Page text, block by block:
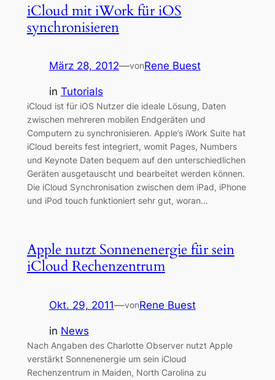
iCloud mit iWork für iOS
synchronisieren
März 28, 2012—vonRene Buest
in Tutorials
iCloud ist für iOS Nutzer die ideale Lösung, Daten
zwischen mehreren mobilen Endgeräten und
Computern zu synchronisieren. Apple’s iWork Suite hat
iCloud bereits fest integriert, womit Pages, Numbers
und Keynote Daten bequem auf den unterschiedlichen
Geräten ausgetauscht und bearbeitet werden können.
Die iCloud Synchronisation zwischen dem iPad, iPhone
und iPod touch funktioniert sehr gut, woran…
Apple nutzt Sonnenenergie für sein
iCloud Rechenzentrum
Okt. 29, 2011—vonRene Buest
in News
Nach Angaben des Charlotte Observer nutzt Apple
verstärkt Sonnenenergie um sein iCloud
Rechenzentrum in Maiden, North Carolina zu